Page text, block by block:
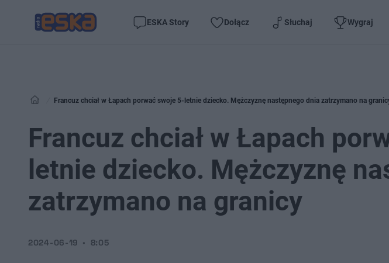
ESKA Story Dołącz Słuchaj Wygraj
Francuz chciał w Łapach porwać swoje 5-letnie dziecko. Mężczyznę następnego dnia zatrzymano na
Francuz chciał w Łapach
letnie dziecko. Mężczyznę
zatrzymano na granicy
2024-06-19 8:05